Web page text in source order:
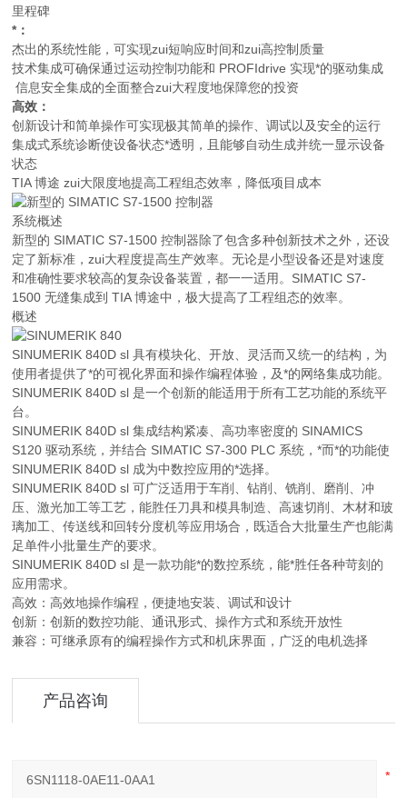
里程碑
*：
杰出的系统性能，可实现zui短响应时间和zui高控制质量
技术集成可确保通过运动控制功能和 PROFIdrive 实现*的驱动集成
信息安全集成的全面整合zui大程度地保障您的投资
高效：
创新设计和简单操作可实现极其简单的操作、调试以及安全的运行
集成式系统诊断使设备状态*透明，且能够自动生成并统一显示设备
状态
TIA 博途 zui大限度地提高工程组态效率，降低项目成本
系统概述
新型的 SIMATIC S7-1500 控制器除了包含多种创新技术之外，还设
定了新标准，zui大程度提高生产效率。无论是小型设备还是对速度
和准确性要求较高的复杂设备装置，都一一适用。SIMATIC S7-
1500 无缝集成到 TIA 博途中，极大提高了工程组态的效率。
概述
SINUMERIK 840D sl 具有模块化、开放、灵活而又统一的结构，为
使用者提供了*的可视化界面和操作编程体验，及*的网络集成功能。
SINUMERIK 840D sl 是一个创新的能适用于所有工艺功能的系统平
台。
SINUMERIK 840D sl 集成结构紧凑、高功率密度的 SINAMICS
S120 驱动系统，并结合 SIMATIC S7-300 PLC 系统，*而*的功能使
SINUMERIK 840D sl 成为中数控应用的*选择。
SINUMERIK 840D sl 可广泛适用于车削、钻削、铣削、磨削、冲
压、激光加工等工艺，能胜任刀具和模具制造、高速切削、木材和玻
璃加工、传送线和回转分度机等应用场合，既适合大批量生产也能满
足单件小批量生产的要求。
SINUMERIK 840D sl 是一款功能*的数控系统，能*胜任各种苛刻的
应用需求。
高效：高效地操作编程，便捷地安装、调试和设计
创新：创新的数控功能、通讯形式、操作方式和系统开放性
兼容：可继承原有的编程操作方式和机床界面，广泛的电机选择
产品咨询